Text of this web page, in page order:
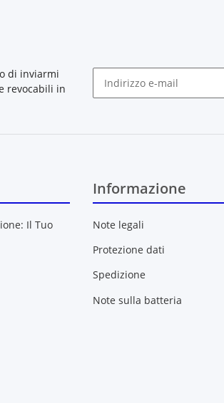
di inviarmi
revocabili in
Il Tuo
Informazione
Note legali
Protezione dati
Spedizione
Note sulla batteria